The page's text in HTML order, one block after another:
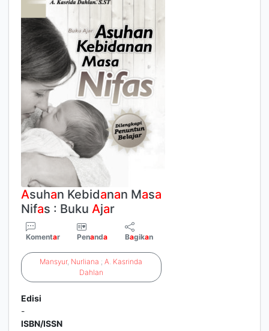
Asuhan Kebidanan Masa
Nifas : Buku Ajar
Komentar Penanda Bagikan
Mansyur, Nurliana ;A. Kasrinda
Dahlan
Edisi
-
ISBN/ISSN